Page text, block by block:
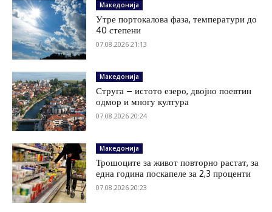
Македонија
Утре портокалова фаза, температури до
40 степени
07.08.2026 21:13
Македонија
Струга – истото езеро, двојно поевтин
одмор и многу култура
07.08.2026 20:24
Македонија
Трошоците за живот повторно растат, за
една година поскапеле за 2,3 проценти
07.08.2026 20:23